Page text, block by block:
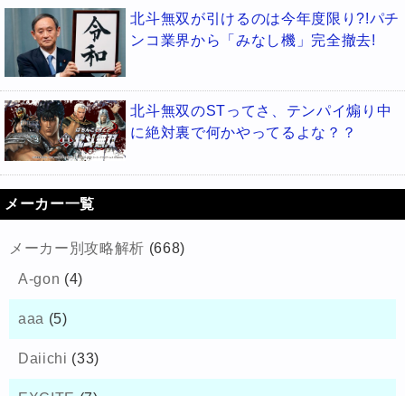
北斗無双が引けるのは今年度限り?!パチ
ンコ業界から「みなし機」完全撤去!
北斗無双のSTってさ、テンパイ煽り中
に絶対裏で何かやってるよな？？
メーカー一覧
メーカー別攻略解析 (668)
A-gon (4)
aaa (5)
Daiichi (33)